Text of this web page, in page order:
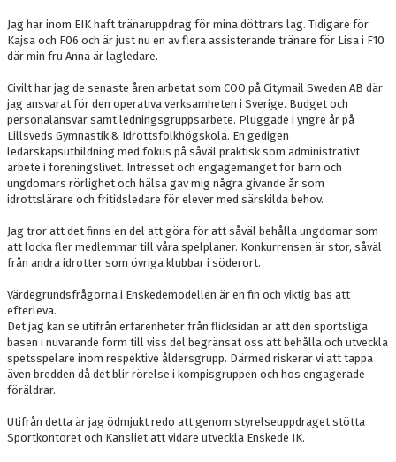
Jag har inom EIK haft tränaruppdrag för mina döttrars lag. Tidigare för
Kajsa och F06 och är just nu en av flera assisterande tränare för Lisa i F10
där min fru Anna är lagledare.
Civilt har jag de senaste åren arbetat som COO på Citymail Sweden AB där
jag ansvarat för den operativa verksamheten i Sverige. Budget och
personalansvar samt ledningsgruppsarbete. Pluggade i yngre år på
Lillsveds Gymnastik & Idrottsfolkhögskola. En gedigen
ledarskapsutbildning med fokus på såväl praktisk som administrativt
arbete i föreningslivet. Intresset och engagemanget för barn och
ungdomars rörlighet och hälsa gav mig några givande år som
idrottslärare och fritidsledare för elever med särskilda behov.
Jag tror att det finns en del att göra för att såväl behålla ungdomar som
att locka fler medlemmar till våra spelplaner. Konkurrensen är stor, såväl
från andra idrotter som övriga klubbar i söderort.
Värdegrundsfrågorna i Enskedemodellen är en fin och viktig bas att
efterleva.
Det jag kan se utifrån erfarenheter från flicksidan är att den sportsliga
basen i nuvarande form till viss del begränsat oss att behålla och utveckla
spetsspelare inom respektive åldersgrupp. Därmed riskerar vi att tappa
även bredden då det blir rörelse i kompisgruppen och hos engagerade
föräldrar.
Utifrån detta är jag ödmjukt redo att genom styrelseuppdraget stötta
Sportkontoret och Kansliet att vidare utveckla Enskede IK.